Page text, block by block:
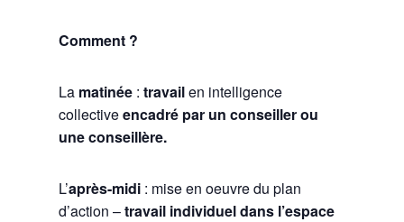
Comment ?
La matinée: travailen intelligence
collectiveencadré par un conseiller ou
une conseillère.
L’après-midi: mise en oeuvre du plan
d’action –travail individuel dans l’espace